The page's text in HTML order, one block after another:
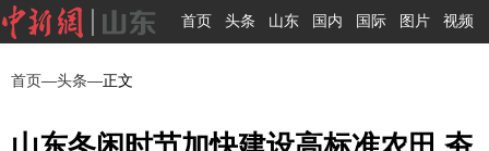
首页 头条 山东 国内 国际 图片 视频
首页—头条—正文